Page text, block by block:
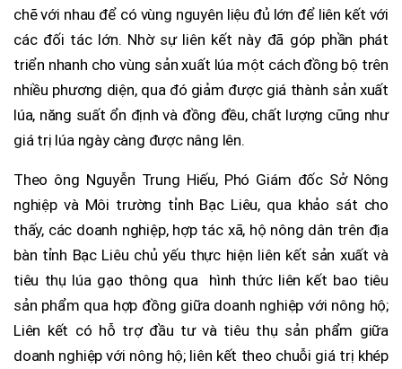
chẽ với nhau để có vùng nguyên liệu đủ lớn để liên kết với
các đối tác lớn. Nhờ sự liên kết này đã góp phần phát
triển nhanh cho vùng sản xuất lúa một cách đồng bộ trên
nhiều phương diện, qua đó giảm được giá thành sản xuất
lúa, năng suất ổn định và đồng đều, chất lượng cũng như
giá trị lúa ngày càng được nâng lên.
Theo ông Nguyễn Trung Hiếu, Phó Giám đốc Sở Nông
nghiệp và Môi trường tỉnh Bạc Liêu, qua khảo sát cho
thấy, các doanh nghiệp, hợp tác xã, hộ nông dân trên địa
bàn tỉnh Bạc Liêu chủ yếu thực hiện liên kết sản xuất và
tiêu thụ lúa gạo thông qua hình thức liên kết bao tiêu
sản phẩm qua hợp đồng giữa doanh nghiệp với nông hộ;
Liên kết có hỗ trợ đầu tư và tiêu thụ sản phẩm giữa
doanh nghiệp với nông hộ; liên kết theo chuỗi giá trị khép